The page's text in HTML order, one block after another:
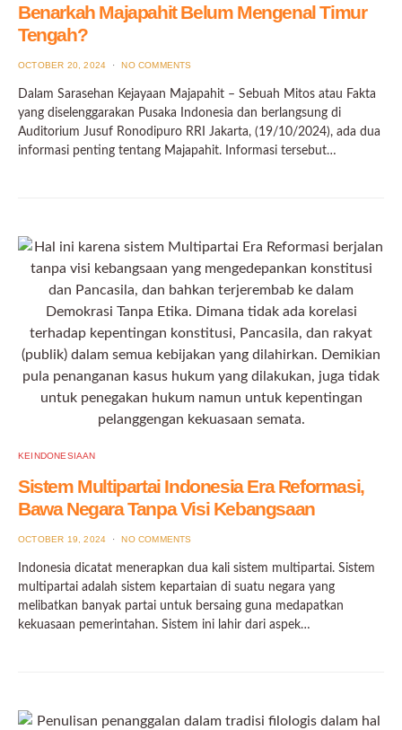
Benarkah Majapahit Belum Mengenal Timur
Tengah?
POSTED
OCTOBER 20, 2024 NO COMMENTS
Dalam Sarasehan Kejayaan Majapahit – Sebuah Mitos atau Fakta
yang diselenggarakan Pusaka Indonesia dan berlangsung di
Auditorium Jusuf Ronodipuro RRI Jakarta, (19/10/2024), ada dua
informasi penting tentang Majapahit. Informasi tersebut…
KEINDONESIAAN
Sistem Multipartai Indonesia Era Reformasi,
Bawa Negara Tanpa Visi Kebangsaan
POSTED
OCTOBER 19, 2024 NO COMMENTS
Indonesia dicatat menerapkan dua kali sistem multipartai. Sistem
multipartai adalah sistem kepartaian di suatu negara yang
melibatkan banyak partai untuk bersaing guna medapatkan
kekuasaan pemerintahan. Sistem ini lahir dari aspek…